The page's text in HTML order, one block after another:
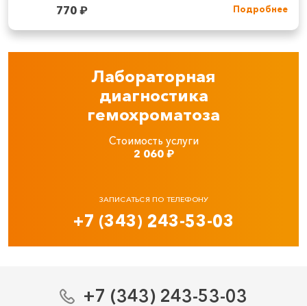
770₽ Подробнее
Лабораторная
диагностика
гемохроматоза
Стоимость услуги
2 060₽
ЗАПИСАТЬСЯ ПО ТЕЛЕФОНУ
+7 (343) 243-53-03
+7 (343) 243-53-03